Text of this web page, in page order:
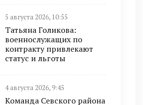
5 августа 2026, 10:55
Татьяна Голикова:
военнослужащих по
контракту привлекают
статус и льготы
4 августа 2026, 9:45
Команда Севского района